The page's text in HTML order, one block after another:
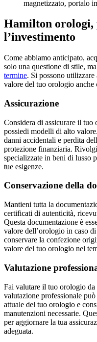
magnetizzato, portalo
Hamilton orologi,
l’investimento
Come abbiamo anticipato,
solo una questione di stile,
termine. Si possono utilizzare
valore del tuo orologio anche
Assicurazione
Considera di assicurare il
possiedi modelli di alto
danni accidentali e perdita
protezione finanziaria.
specializzate in beni di lusso
tue esigenze.
Conservazione della
Mantieni tutta la
certificati di autenticità,
Questa documentazione è
valore dell’orologio in caso
conservare la confezione
valore del tuo orologio nel
Valutazione
Fai valutare il tuo orologio
valutazione professionale
attuale del tuo orologio e
manutenzioni necessarie.
per aggiornare la tua
adeguata.